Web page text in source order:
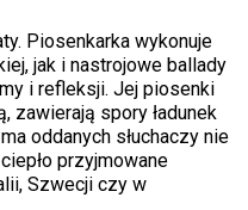
Piosenkarka wykonuje
jak i nastrojowe ballady
i refleksji. Jej piosenki
zawierają spory ładunek
oddanych słuchaczy nie
przyjmowane
Szwecji czy w